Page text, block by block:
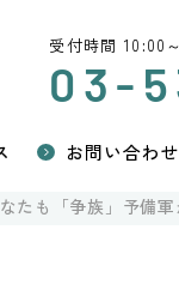
受付時間 10:00
03-
お問い合わせ
たも「争族」予備軍